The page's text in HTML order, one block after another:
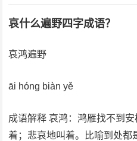
哀什么遍野四字成语？
哀鸿遍野
āi hóng biàn yě
成语解释 哀鸿：鸿雁找不到
着；悲哀地叫着。比喻到处都